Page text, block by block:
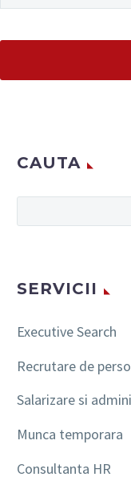
CAUTA
SERVICII
Executive Search
Recrutare de
Salarizare si
Munca temporara
Consultanta HR